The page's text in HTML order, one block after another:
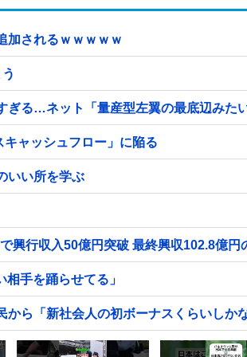
加されるｗｗｗｗｗ
る…ネット「量産型左翼の最底辺みた
ャッシュフロー」に陥る
いい所を学ぶ
興行収入50億円突破 最終興収102.8億
手を踊らせてる」
ら「新社会人の初ボーナスくらいしか